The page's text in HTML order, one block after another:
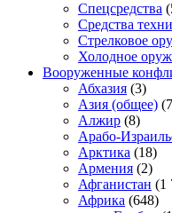
Спецсредства
Средства
Стрелковое
Холодное
Вооруженные
Абхазия (3)
Азия (общее)
Алжир (8)
Арабо-
Арктика (18)
Армения (2)
Афганистан (1
Африка (648)